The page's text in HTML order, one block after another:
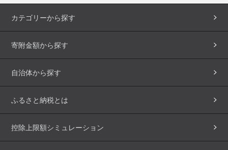
カテゴリーから探す
寄附金額から探す
自治体から探す
ふるさと納税とは
控除上限額シミュレーション